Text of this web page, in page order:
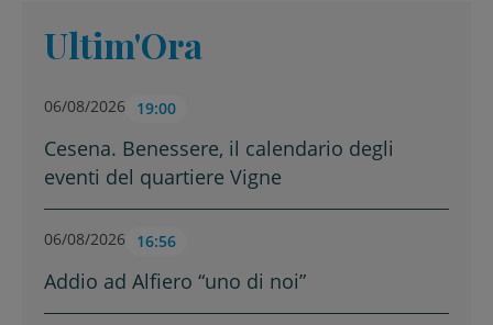
Ultim'Ora
06/08/2026 19:00
Cesena. Benessere, il calendario degli
eventi del quartiere Vigne
06/08/2026 16:56
Addio ad Alfiero “uno di noi”